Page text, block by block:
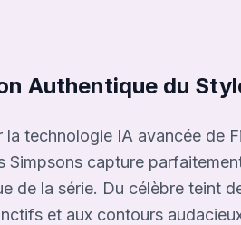
Authentique du
la technologie IA avancée de
Simpsons capture
de la série. Du célèbre teint
et aux contours